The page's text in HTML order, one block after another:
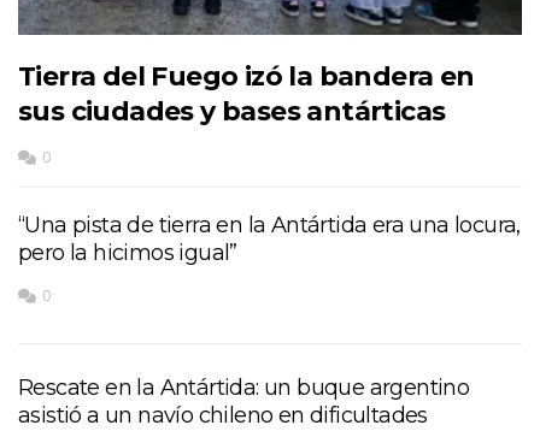
Tierra del Fuego izó la bandera en
sus ciudades y bases antárticas
0
“Una pista de tierra en la Antártida era una locura,
pero la hicimos igual”
0
Rescate en la Antártida: un buque argentino
asistió a un navío chileno en dificultades